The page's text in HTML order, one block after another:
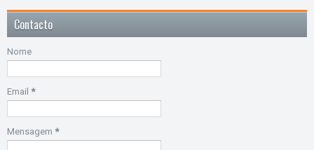
Contacto
Nome
Email *
Mensagem *